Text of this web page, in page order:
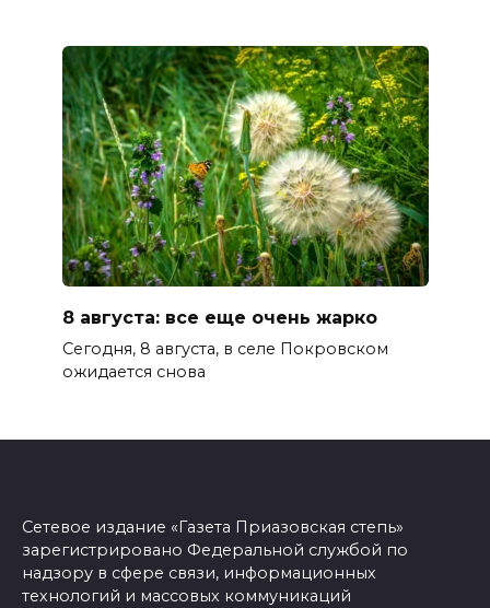
8 августа: все еще очень жарко
Сегодня, 8 августа, в селе Покровском
ожидается снова
Сетевое издание «Газета Приазовская степь»
зарегистрировано Федеральной службой по
надзору в сфере связи, информационных
технологий и массовых коммуникаций